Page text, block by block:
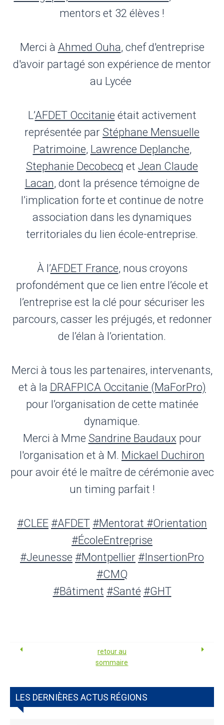
mentors et 32 élèves !
Merci à Ahmed Ouha, chef d'entreprise
d'avoir partagé son expérience de mentor
au Lycée ️
L’AFDET Occitanie était activement
représentée par Stéphane Mensuelle
Patrimoine, Lawrence Deplanche,
Stephanie Decobecq et Jean Claude
Lacan, dont la présence témoigne de
l’implication forte et continue de notre
association dans les dynamiques
territoriales du lien école-entreprise.
À l’AFDET France, nous croyons
profondément que ce lien entre l’école et
l’entreprise est la clé pour sécuriser les
parcours, casser les préjugés, et redonner
de l’élan à l’orientation.
Merci à tous les partenaires, intervenants,
et à la DRAFPICA Occitanie (MaForPro)
pour l’organisation de cette matinée
dynamique.
Merci à Mme Sandrine Baudaux pour
l'organisation et à M. Mickael Duchiron
pour avoir été le maître de cérémonie avec
un timing parfait !
#CLEE #AFDET #Mentorat #Orientation
#ÉcoleEntreprise
#Jeunesse #Montpellier #InsertionPro
#CMQ
#Bâtiment #Santé #GHT
retour au
sommaire
LES DERNIÈRES ACTUS RÉGIONS